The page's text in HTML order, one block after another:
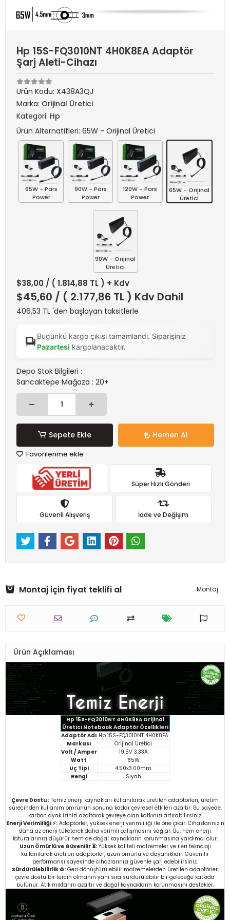
Hp 15S-FQ3010NT 4H0K8EA Adaptör
Şarj Aleti-Cihazı
Ürün Kodu: X438A3QJ
Marka: Orijinal Üretici
Kategori: Hp
Ürün Alternatifleri: 65W - Orijinal Üretici
65W - Pars
Power
90W - Pars
Power
120W - Pars
Power
65W - Orijinal
Üretici
90W - Orijinal
Üretici
$38,00 / ( 1.814,88 TL ) + Kdv
$45,60 / ( 2.177,86 TL ) Kdv Dahil
406,53 TL 'den başlayan taksitlerle
Bugünkü kargo çıkışı tamamlandı. Siparişiniz
Pazartesi kargolanacaktır.
Depo Stok Bilgileri :
Sancaktepe Mağaza : 20+
Sepete Ekle Hemen Al
Favorilerime ekle
Süper Hızlı Gönderi
Güvenli Alışveriş İade ve Değişim
Montaj için fiyat teklifi al Montaj
Ürün Açıklaması
Hp 15S-FQ3010NT 4H0K8EA Orijinal
Üretici Notebook Adaptör Özellikleri
Adaptör Adı Hp 15S-FQ3010NT 4H0K8EA
Markası
Orijinal Üretici
Volt / Amper
19.5V 3.33A
Watt
65W
Uç Tipi
4.50x3.00mm
Rengi
Siyah
Çevre Dostu : Temiz enerji kaynakları kullanılarak üretilen adaptörleri, üretim
sürecinden kullanım ömrünün sonuna kadar çevresel etkileri azaltır. Bu sayede,
karbon ayak izinizi azaltarak çevreye olan katkınızı artırabilirsiniz.
Enerji Verimliliği ⚡:Adaptörler, yüksek enerji verimliliği ile öne çıkar. Cihazlarınızın
daha az enerji tüketerek daha verimli çalışmasını sağlar. Bu, hem enerji
faturalarınızı düşürür hem de doğal kaynakların korunmasına yardımcı olur.
Uzun Ömürlü ve Güvenilir ⏳:Yüksek kaliteli malzemeler ve ileri teknoloji
kullanılarak üretilen adaptörler, uzun ömürlü ve dayanıklıdır. Güvenilir
performansı sayesinde cihazlarınızı güvenle şarj edebilirsiniz.
Sürdürülebilirlik ♻️:Geri dönüştürülebilir malzemelerden üretilen adaptörler,
çevre dostu bir tercih olmanın yanı sıra sürdürülebilir bir geleceğe katkıda
bulunur. Atık miktarını azaltır ve doğal kaynakların korunmasını destekler.